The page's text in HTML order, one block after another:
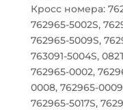
Кросс номера:
762965-5002S,
762965-5009S,
763091-5004S,
762965-0002,
0008, 762965-
762965-5017S,